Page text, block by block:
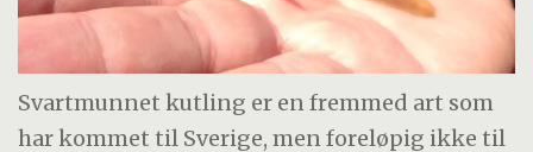
Svartmunnet kutling er en fremmed art som
har kommet til Sverige, men foreløpig ikke til